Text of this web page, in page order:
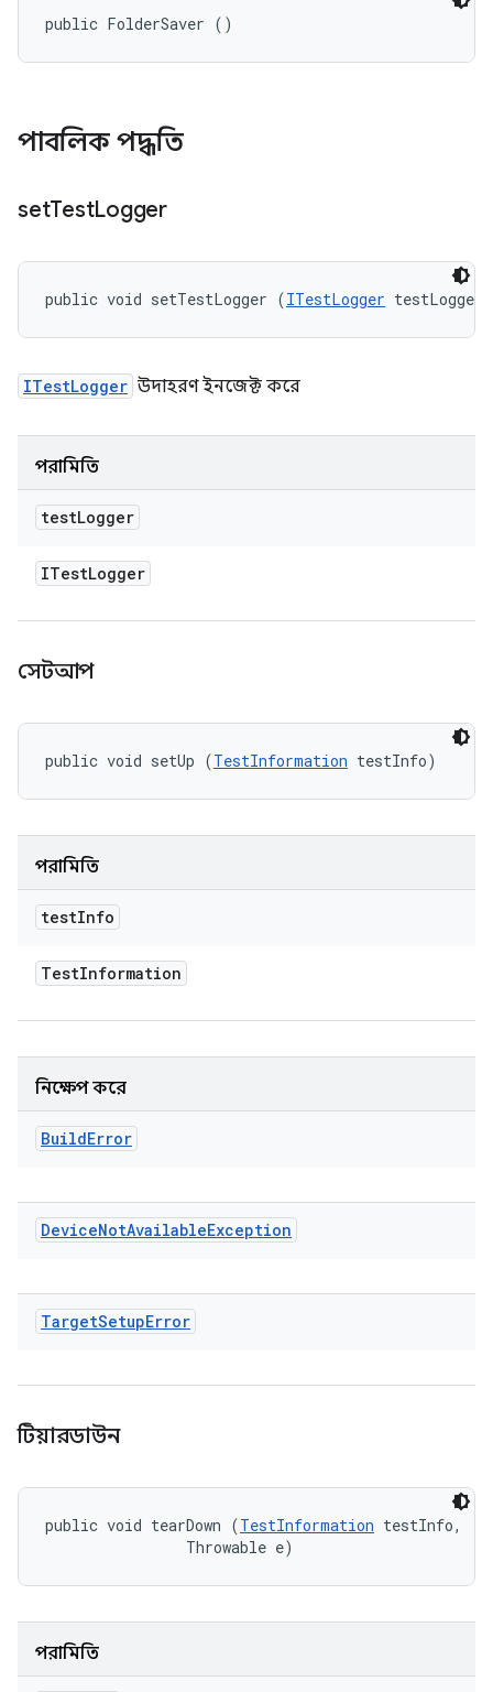
public FolderSaver ()
পাবলিক পদ্ধতি
setTestLogger
public void setTestLogger (ITestLogger testLogger)
ITestLogger উদাহরণ ইনজেক্ট করে
পরামিতি
testLogger
ITestLogger
সেটআপ
public void setUp (TestInformation testInfo)
পরামিতি
testInfo
TestInformation
নিক্ষেপ করে
BuildError
DeviceNotAvailableException
TargetSetupError
টিয়ারডাউন
public void tearDown (TestInformation testInfo,
                Throwable e)
পরামিতি